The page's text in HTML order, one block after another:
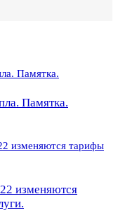
Памятка.
изменяются